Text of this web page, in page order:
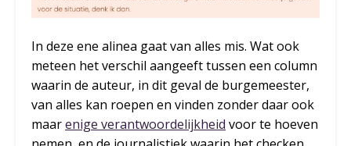
In deze ene alinea gaat van alles mis. Wat ook
meteen het verschil aangeeft tussen een column
waarin de auteur, in dit geval de burgemeester,
van alles kan roepen en vinden zonder daar ook
maarenige verantwoordelijkheid voor te hoeven